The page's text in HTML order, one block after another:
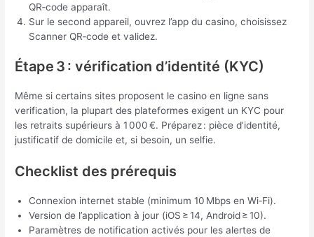
QR‑code apparaît.
Sur le second appareil, ouvrez l’app du casino, choisissez
Scanner QR‑code et validez.
Étape 3 : vérification d’identité (KYC)
Même si certains sites proposent le casino en ligne sans
verification, la plupart des plateformes exigent un KYC pour
les retraits supérieurs à 1 000 €. Préparez : pièce d’identité,
justificatif de domicile et, si besoin, un selfie.
Checklist des prérequis
Connexion internet stable (minimum 10 Mbps en Wi‑Fi).
Version de l’application à jour (iOS ≥ 14, Android ≥ 10).
Paramètres de notification activés pour les alertes de